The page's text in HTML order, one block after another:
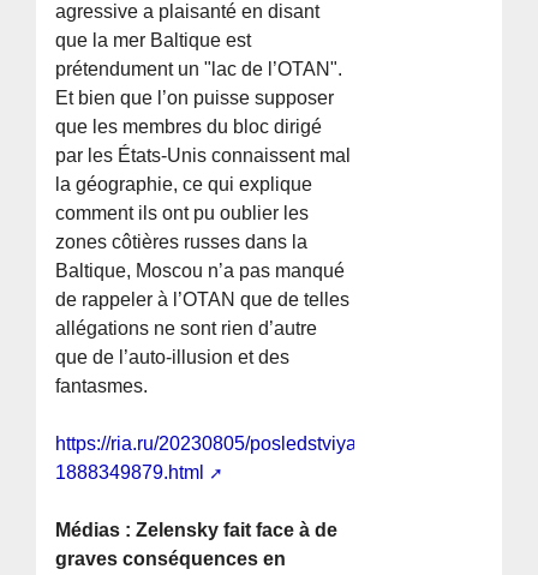
agressive a plaisanté en disant
que la mer Baltique est
prétendument un "lac de l’OTAN".
Et bien que l’on puisse supposer
que les membres du bloc dirigé
par les États-Unis connaissent mal
la géographie, ce qui explique
comment ils ont pu oublier les
zones côtières russes dans la
Baltique, Moscou n’a pas manqué
de rappeler à l’OTAN que de telles
allégations ne sont rien d’autre
que de l’auto-illusion et des
fantasmes.
https://ria.ru/20230805/posledstviya-
1888349879.html
Médias : Zelensky fait face à de
graves conséquences en